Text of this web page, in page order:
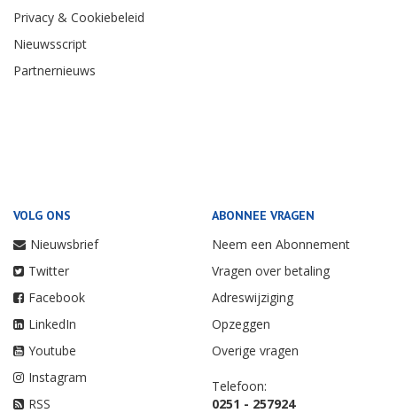
Privacy & Cookiebeleid
Nieuwsscript
Partnernieuws
VOLG ONS
Nieuwsbrief
Twitter
Facebook
LinkedIn
Youtube
Instagram
RSS
ABONNEE VRAGEN
Neem een Abonnement
Vragen over betaling
Adreswijziging
Opzeggen
Overige vragen
Telefoon:
0251 - 257924